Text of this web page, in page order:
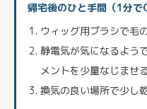
帰宅後のひと手間（1分で
ウィッグ用ブラシで毛
静電気が気になるよう
メントを少量なじませ
換気の良い場所で少し